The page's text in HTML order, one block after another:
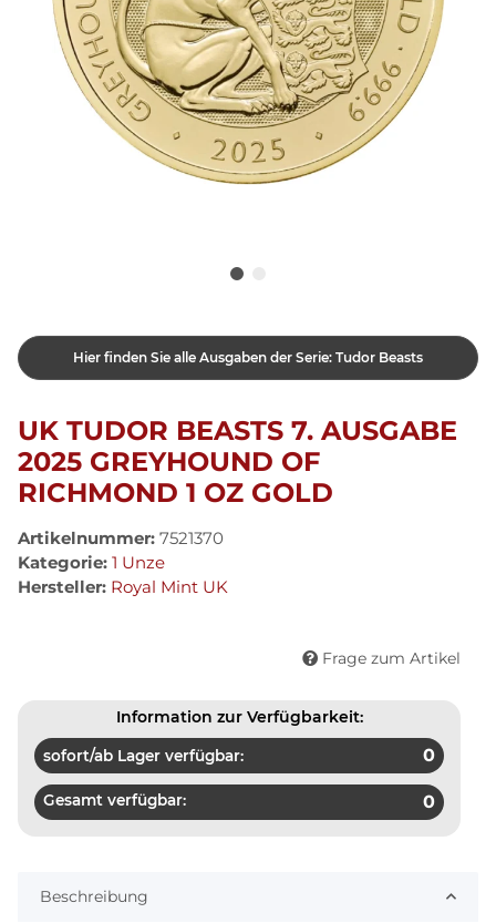
Hier finden Sie alle Ausgaben der Serie: Tudor Beasts
UK TUDOR BEASTS 7. AUSGABE
2025 GREYHOUND OF
RICHMOND 1 OZ GOLD
Artikelnummer: 7521370
Kategorie: 1 Unze
Hersteller: Royal Mint UK
Frage zum Artikel
Information zur Verfügbarkeit:
sofort/ab Lager verfügbar: 0
Gesamt verfügbar: 0
Beschreibung